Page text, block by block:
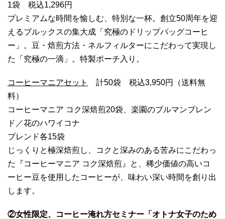
1袋 税込1,296円
プレミアムな時間を愉しむ、特別な一杯。創立50周年を迎
えるブルックスの集大成「究極のドリップバッグコーヒ
ー」。豆・焙煎方法・ネルフィルターにこだわって実現し
た「究極の一滴」。特製ポーチ入り。
コーヒーマニアセット
計50袋 税込3,950円（送料無
料）
コーヒーマニア コク深焙煎20袋、楽園のブルマンブレン
ド／花のハワイコナ
ブレンド各15袋
じっくりと極深焙煎し、コクと深みのある苦みにこだわっ
た『コーヒーマニア コク深焙煎』と、稀少価値の高いコ
ーヒー豆を使用したコーヒーが、味わい深い時間を創り出
します。
②女性限定、コーヒー淹れ方セミナー 「オトナ女子のため